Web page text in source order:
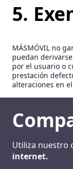
5.
MÁSMÓVIL no
puedan
por el usuario o
prestación
alteraciones en
Utiliza nuestro
internet.